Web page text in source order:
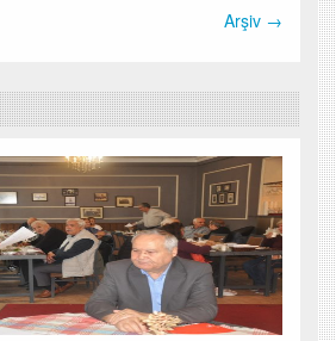
Arşiv →